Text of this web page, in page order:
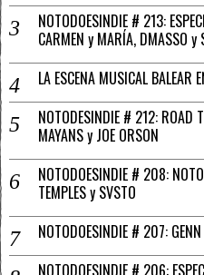
NOTODOESINDIE # 213:
CARMEN y MARÍA, DMASSO y
LA ESCENA MUSICAL BALEAR
NOTODESINDIE # 212: ROAD
MAYANS y JOE ORSON
NOTODOESINDIE # 208:
TEMPLES y SVSTO
NOTODOESINDIE # 207:
NOTODOESINDIE # 206: